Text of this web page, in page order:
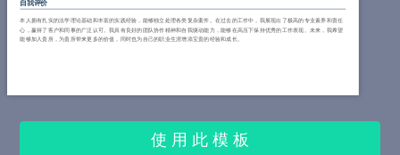
自我评价
本人拥有扎实的法学理论基础和丰富的实践经验，能够独立处理各类复杂案件。在过去的工作中，我展现出了极高的专业素养和责任
心，赢得了客户和同事的广泛认可。我具有良好的团队协作精神和自我驱动能力，能够在高压下保持优秀的工作表现。未来，我希望
能够加入贵所，为贵所带来更多的价值，同时也为自己的职业生涯增添宝贵的经验和成长。
使 用 此 模 板